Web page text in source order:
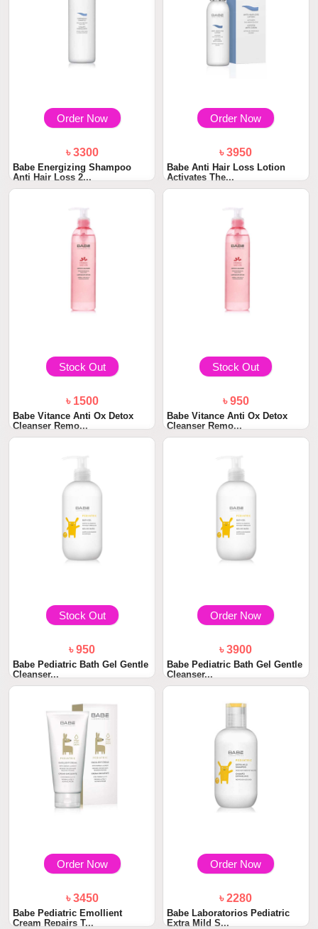
Order Now
৳ 3300
Babe Energizing Shampoo
Anti Hair Loss 2...
Order Now
৳ 3950
Babe Anti Hair Loss Lotion
Activates The...
Stock Out
৳ 1500
Babe Vitance Anti Ox Detox
Cleanser Remo...
Stock Out
৳ 950
Babe Vitance Anti Ox Detox
Cleanser Remo...
Stock Out
৳ 950
Babe Pediatric Bath Gel Gentle
Cleanser...
Order Now
৳ 3900
Babe Pediatric Bath Gel Gentle
Cleanser...
Order Now
৳ 3450
Babe Pediatric Emollient
Cream Repairs T...
Order Now
৳ 2280
Babe Laboratorios Pediatric
Extra Mild S...